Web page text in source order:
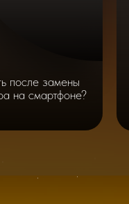
после замены
на смартфоне?